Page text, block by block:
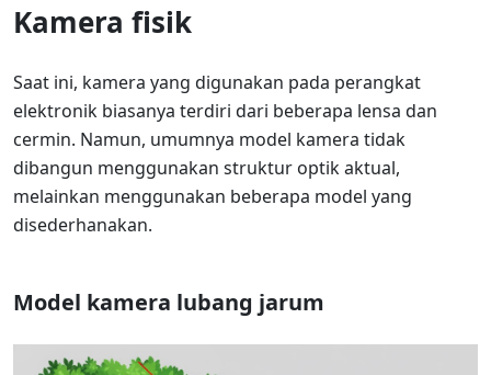
Kamera fisik
Saat ini, kamera yang digunakan pada perangkat
elektronik biasanya terdiri dari beberapa lensa dan
cermin. Namun, umumnya model kamera tidak
dibangun menggunakan struktur optik aktual,
melainkan menggunakan beberapa model yang
disederhanakan.
Model kamera lubang jarum